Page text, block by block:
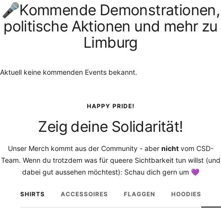
🎤Kommende Demonstrationen,
politische Aktionen und mehr zu
Limburg
Aktuell keine kommenden Events bekannt.
HAPPY PRIDE!
Zeig deine Solidarität!
Unser Merch kommt aus der Community - aber nichtvom CSD-
Team. Wenn du trotzdem was für queere Sichtbarkeit tun willst (und
dabei gut aussehen möchtest): Schau dich gern um 💜
SHIRTS ACCESSOIRES FLAGGEN HOODIES